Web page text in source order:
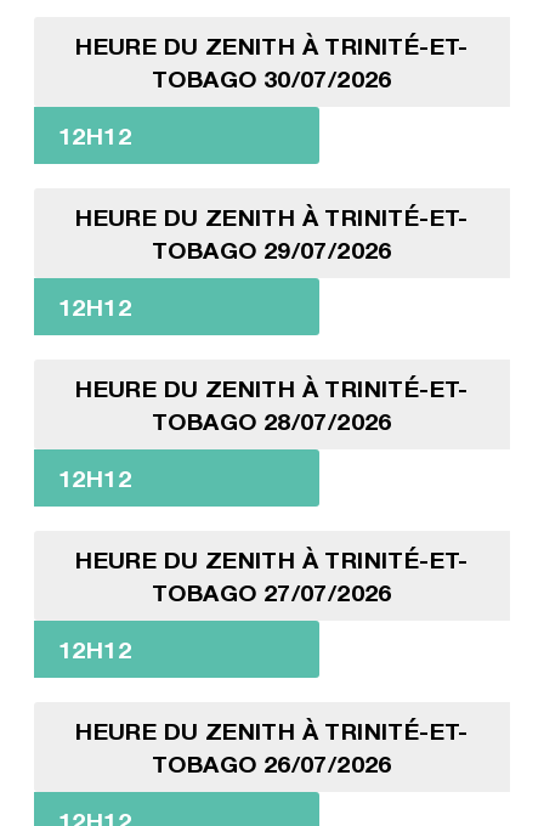
HEURE DU ZENITH À TRINITÉ-ET-
TOBAGO 30/07/2026
12H12
HEURE DU ZENITH À TRINITÉ-ET-
TOBAGO 29/07/2026
12H12
HEURE DU ZENITH À TRINITÉ-ET-
TOBAGO 28/07/2026
12H12
HEURE DU ZENITH À TRINITÉ-ET-
TOBAGO 27/07/2026
12H12
HEURE DU ZENITH À TRINITÉ-ET-
TOBAGO 26/07/2026